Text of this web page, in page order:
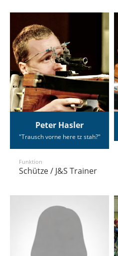
Peter Hasler
"Trausch vorne here tz stah?"
Funktion
Schütze / J&S Trainer